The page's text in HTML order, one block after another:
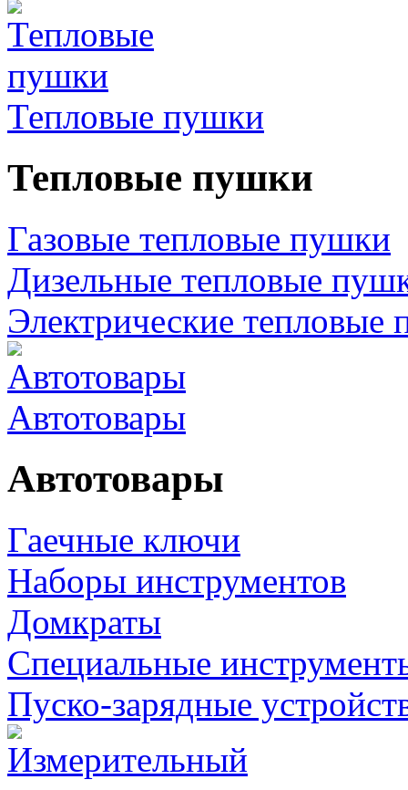
Тепловые пушки
Тепловые пушки
Газовые тепловые пушки
Дизельные тепловые
Электрические тепловые
Автотовары
Автотовары
Гаечные ключи
Наборы инструментов
Домкраты
Специальные
Пуско-зарядные